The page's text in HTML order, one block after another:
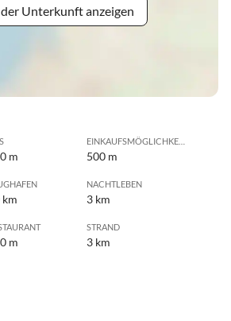
der Unterkunft anzeigen
m
EINKAUFSMÖGLICHKEIT
500 m
km
NACHTLEBEN
3 km
m
STRAND
3 km